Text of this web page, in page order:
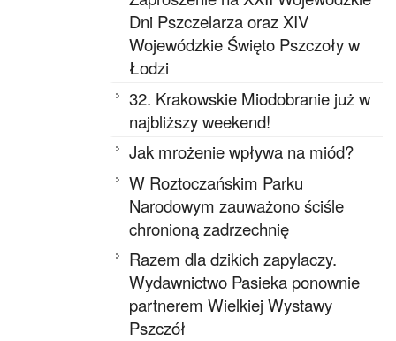
Dni Pszczelarza oraz XIV
Wojewódzkie Święto Pszczoły w
Łodzi
32. Krakowskie Miodobranie już w
najbliższy weekend!
Jak mrożenie wpływa na miód?
W Roztoczańskim Parku
Narodowym zauważono ściśle
chronioną zadrzechnię
Razem dla dzikich zapylaczy.
Wydawnictwo Pasieka ponownie
partnerem Wielkiej Wystawy
Pszczół